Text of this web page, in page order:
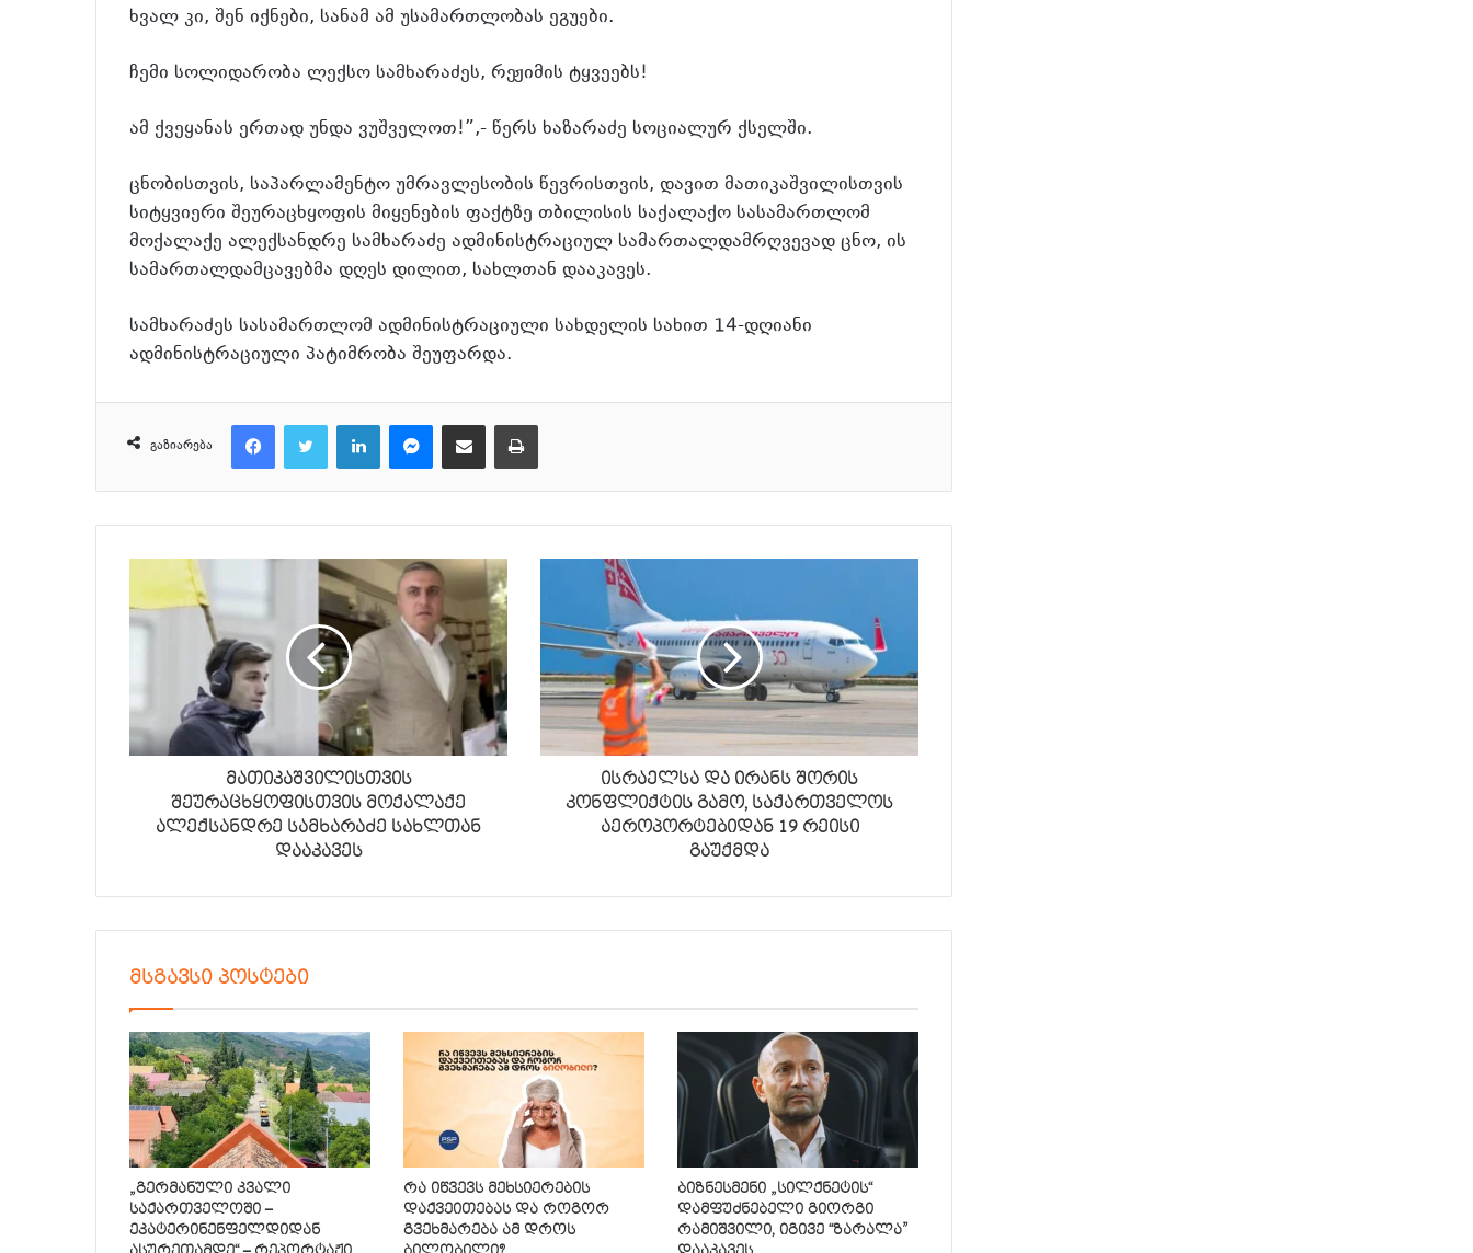
ხვალ კი, შენ იქნები, სანამ ამ უსამართლობას ეგუები.
ჩემი სოლიდარობა ლექსო სამხარაძეს, რეჟიმის ტყვეებს!
ამ ქვეყანას ერთად უნდა ვუშველოთ!”,- წერს ხაზარაძე სოციალურ ქსელში.
ცნობისთვის, საპარლამენტო უმრავლესობის წევრისთვის, დავით მათიკაშვილისთვის
სიტყვიერი შეურაცხყოფის მიყენების ფაქტზე თბილისის საქალაქო სასამართლომ
მოქალაქე ალექსანდრე სამხარაძე ადმინისტრაციულ სამართალდამრღვევად ცნო, ის
სამართალდამცავებმა დღეს დილით, სახლთან დააკავეს.
სამხარაძეს სასამართლომ ადმინისტრაციული სახდელის სახით 14-დღიანი
ადმინისტრაციული პატიმრობა შეუფარდა.
გაზიარება
მათიკაშვილისთვის
შეურაცხყოფისთვის მოქალაქე
ალექსანდრე სამხარაძე სახლთან
დააკავეს
ისრაელსა და ირანს შორის
კონფლიქტის გამო, საქართველოს
აეროპორტებიდან 19 რეისი
გაუქმდა
მსგავსი პოსტები
„გერმანული კვალი
საქართველოში –
ეკატერინენფელდიდან
რა იწვევს მეხსიერების
დაქვეითებას და როგორ
გვეხმარება ამ დროს
ბიზნესმენი „სილქნეტის“
დამფუძნებელი გიორგი
რამიშვილი, იგივე “ზარალა”